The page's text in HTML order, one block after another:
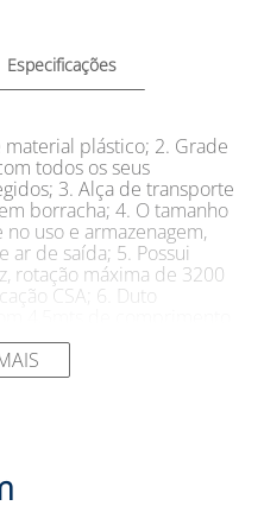
Especificações
plástico; 2. Grade
todos os seus
3. Alça de transporte
borracha; 4. O tamanho
uso e armazenagem,
ar de saída; 5. Possui
rotação máxima de 3200
CSA; 6. Duto
Duto encontra-se no no
lo remova sua tampa.
insuflador ou exaustor,
para atender as
que executam
para ventilação do